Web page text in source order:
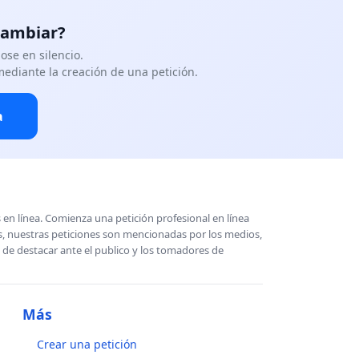
en silencio.
la creación de una petición.
línea. Comienza una petición profesional en línea
peticiones son mencionadas por los medios,
destacar ante el publico y los tomadores de
Más
Crear una petición